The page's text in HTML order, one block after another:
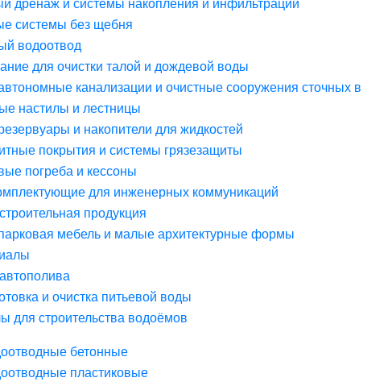
дренаж и системы накопления и инфильтрации
системы без щебня
водоотвод
для очистки талой и дождевой воды
канализации и очистные сооружения сточных в
настилы и лестницы
и накопители для жидкостей
покрытия и системы грязезащиты
погреба и кессоны
для инженерных коммуникаций
продукция
мебель и малые архитектурные формы
и очистка питьевой воды
для строительства водоёмов
бетонные
пластиковые